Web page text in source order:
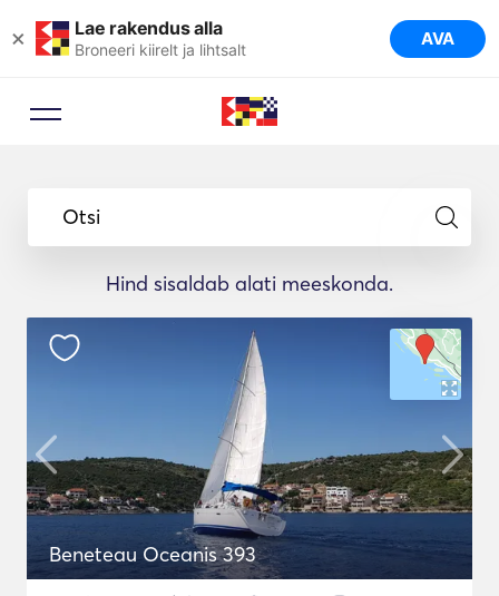
× Lae rakendus alla
Broneeri kiirelt ja lihtsalt AVA
Otsi
Hind sisaldab alati meeskonda.
Beneteau Oceanis 393